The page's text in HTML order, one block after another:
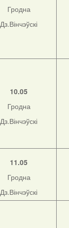
Гродна
Дз.Вінчэўскі
10.05
Гродна
Дз.Вінчэўскі
11.05
Гродна
Дз.Вінчэўскі